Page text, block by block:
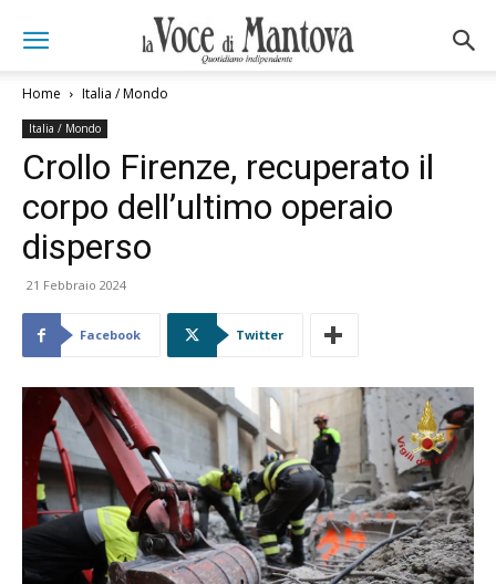
Home Italia / Mondo
Italia / Mondo
Crollo Firenze, recuperato il
corpo dell’ultimo operaio
disperso
21 Febbraio 2024
Facebook Twitter